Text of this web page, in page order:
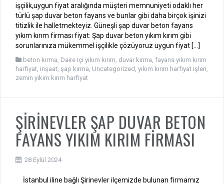
işçilik,uygun fiyat aralığında müşteri memnuniyeti odaklı her
türlü şap duvar beton fayans ve bunlar gibi daha birçok işinizi
titizlik ile halletmekteyiz. Güneşli şap duvar beton fayans
yıkım kırım firması fiyat: Şap duvar beton yıkım kırım gibi
sorunlarınıza mükemmel işçilikle çözüyoruz uygun fiyat […]
beton kırma Daire içi yıkım kırım duvar kırma fayans yıkım kırım
harfiyat inşaat şap kırma Uncategorized yıkım kırım harfiyat işleri
zemin yıkım kırım harfiyat
ŞİRİNEVLER ŞAP DUVAR BETON
FAYANS YIKIM KIRIM FİRMASI
28 Eylül 2024
İstanbul iline bağlı Şirinevler ilçemizde bulunan firmamız